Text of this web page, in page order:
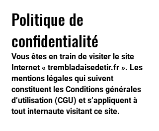
Politique de
confidentialité
Vous êtes en train de visiter le site
Internet « trembladaisedetir.fr ». Les
mentions légales qui suivent
constituent les Conditions générales
d’utilisation (CGU) et s’appliquent à
tout internaute visitant ce site.